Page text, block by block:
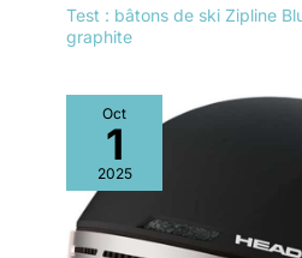
Test : bâtons de ski Zipline
graphite
Oct
1
2025